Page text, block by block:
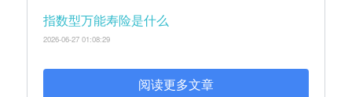
指数型万能寿险是什么
2026-06-27 01:08:29
阅读更多文章